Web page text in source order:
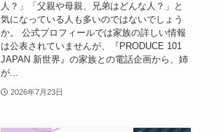
人？」「父親や母親、兄弟はどんな人？」と
気になっている人も多いのではないでしょう
か。 公式プロフィールでは家族の詳しい情報
は公表されていませんが、『PRODUCE 101
JAPAN 新世界』の家族との電話企画から、姉
が...
2026年7月23日